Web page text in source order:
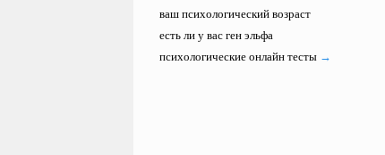
ваш психологический возраст
есть ли у вас ген эльфа
психологические онлайн тесты →